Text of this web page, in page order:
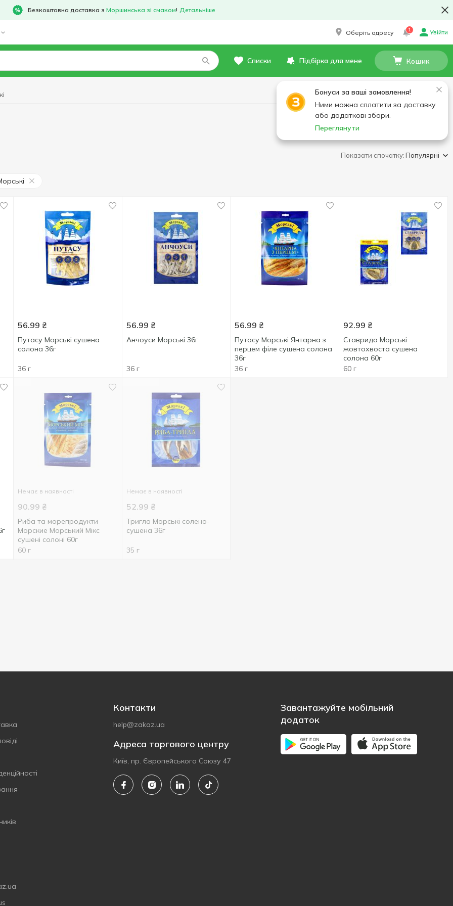
Безкоштовна доставка з Моршинська зі смаком! Детальніше
Оберіть адресу 1 Увійти
Списки Підбірка для мене Кошик
Бонуси за ваші замовлення!
Ними можна сплатити за доставку
або додаткові збори.
Переглянути
Показати спочатку:Популярні
56.99 ₴
Путасу Морські сушена
солона 36г
36 г
56.99 ₴
Анчоуси Морські 36г
36 г
56.99 ₴
Путасу Морські Янтарна з
перцем філе сушена солона
36г
36 г
92.99 ₴
Ставрида Морські
жовтохвоста сушена
солона 60г
60 г
Немає в наявності
90.99 ₴
Риба та морепродукти
Морские Морський Мікс
сушені солоні 60г
60 г
Немає в наявності
52.99 ₴
Тригла Морські солено-
сушена 36г
35 г
Контакти
help@zakaz.ua
Адреса торгового центру
Київ, пр. Європейського Союзу 47
Завантажуйте мобільний
додаток